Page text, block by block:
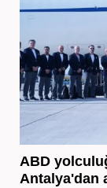
ABD
Antalya'dan